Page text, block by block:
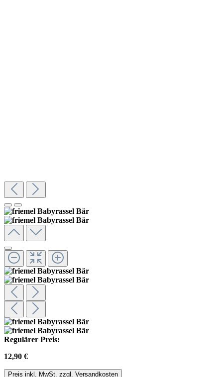
Regulärer Preis:
12,90 €
Preis inkl. MwSt. zzgl. Versandkosten